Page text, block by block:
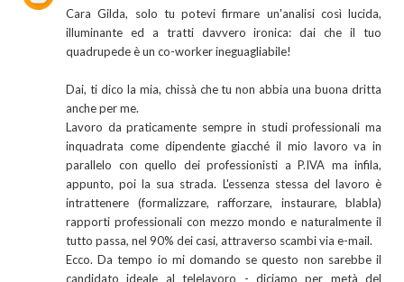
Cara Gilda, solo tu potevi firmare un'analisi così lucida,
illuminante ed a tratti davvero ironica: dai che il tuo
quadrupede è un co-worker ineguagliabile!
Dai, ti dico la mia, chissà che tu non abbia una buona dritta
anche per me.
Lavoro da praticamente sempre in studi professionali ma
inquadrata come dipendente giacché il mio lavoro va in
parallelo con quello dei professionisti a P.IVA ma infila,
appunto, poi la sua strada. L'essenza stessa del lavoro è
intrattenere (formalizzare, rafforzare, instaurare, blabla)
rapporti professionali con mezzo mondo e naturalmente il
tutto passa, nel 90% dei casi, attraverso scambi via e-mail.
Ecco. Da tempo io mi domando se questo non sarebbe il
candidato ideale al telelavoro - diciamo per metà del